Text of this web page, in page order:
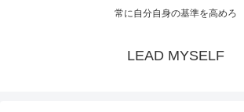
常に自分自身の基準を高めろ
LEAD MYSELF